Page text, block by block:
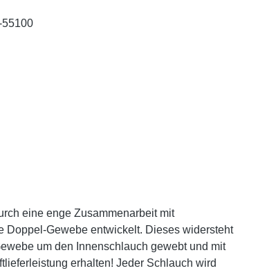
55100
eine enge Zusammenarbeit mit
Doppel-Gewebe entwickelt. Dieses widersteht
um den Innenschlauch gewebt und mit
erhalten! Jeder Schlauch wird